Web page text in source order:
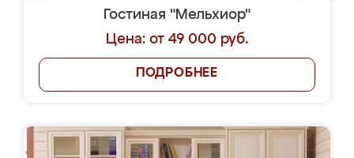
Гостиная "Мельхиор"
Цена: от 49 000 руб.
ПОДРОБНЕЕ